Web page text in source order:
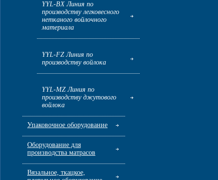
YYL-BX Линия по
производству легковесного
нетканого войлочного
материала
YYL-FZ Линия по
производству войлока
YYL-MZ Линия по
производству джутового
войлока
Упаковочное оборудование
Оборудование для
производства матрасов
Вязальное, ткацкое,